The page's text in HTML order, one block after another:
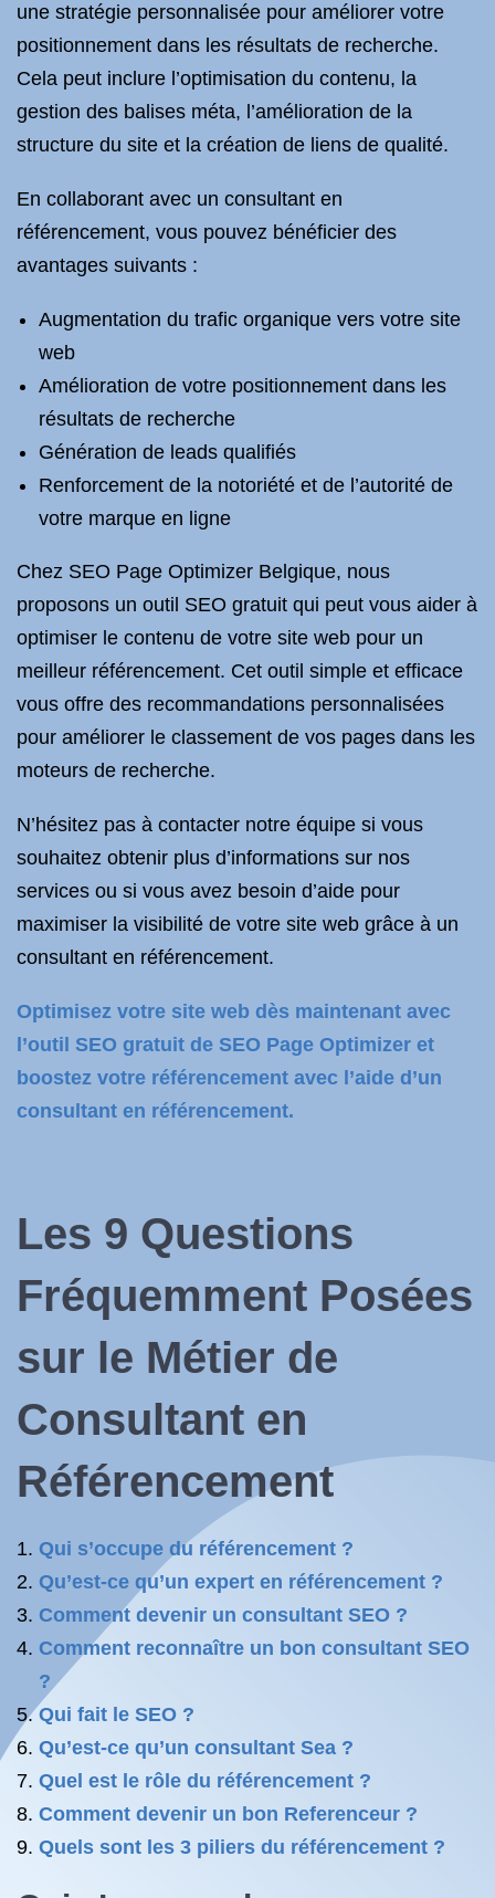
une stratégie personnalisée pour améliorer votre
positionnement dans les résultats de recherche.
Cela peut inclure l’optimisation du contenu, la
gestion des balises méta, l’amélioration de la
structure du site et la création de liens de qualité.
En collaborant avec un consultant en
référencement, vous pouvez bénéficier des
avantages suivants :
Augmentation du trafic organique vers votre site
web
Amélioration de votre positionnement dans les
résultats de recherche
Génération de leads qualifiés
Renforcement de la notoriété et de l’autorité de
votre marque en ligne
Chez SEO Page Optimizer Belgique, nous
proposons un outil SEO gratuit qui peut vous aider à
optimiser le contenu de votre site web pour un
meilleur référencement. Cet outil simple et efficace
vous offre des recommandations personnalisées
pour améliorer le classement de vos pages dans les
moteurs de recherche.
N’hésitez pas à contacter notre équipe si vous
souhaitez obtenir plus d’informations sur nos
services ou si vous avez besoin d’aide pour
maximiser la visibilité de votre site web grâce à un
consultant en référencement.
Optimisez votre site web dès maintenant avec
l’outil SEO gratuit de SEO Page Optimizer et
boostez votre référencement avec l’aide d’un
consultant en référencement.
Les 9 Questions
Fréquemment Posées
sur le Métier de
Consultant en
Référencement
Qui s’occupe du référencement ?
Qu’est-ce qu’un expert en référencement ?
Comment devenir un consultant SEO ?
Comment reconnaître un bon consultant SEO
?
Qui fait le SEO ?
Qu’est-ce qu’un consultant Sea ?
Quel est le rôle du référencement ?
Comment devenir un bon Referenceur ?
Quels sont les 3 piliers du référencement ?